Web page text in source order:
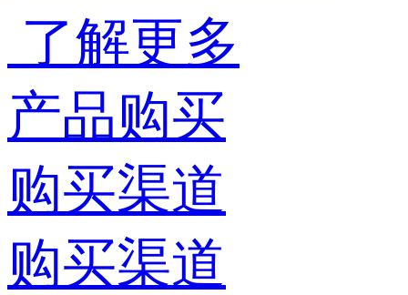
了解更多
产品购买
购买渠道
购买渠道